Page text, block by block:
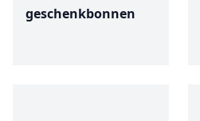
geschenkbonnen